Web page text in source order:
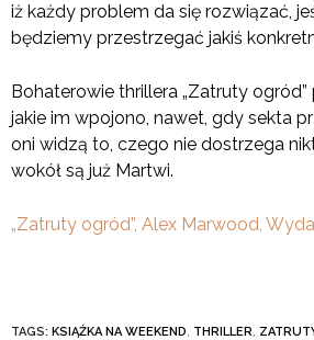
iż każdy problem da się rozwiązać,
będziemy przestrzegać jakiś
Bohaterowie thrillera „Zatruty
jakie im wpojono, nawet, gdy sekta
oni widzą to, czego nie dostrzega
wokół są już Martwi.
„Zatruty ogród”, Alex Marwood,
TAGS: KSIĄŻKA NA WEEKEND, THRILLER,